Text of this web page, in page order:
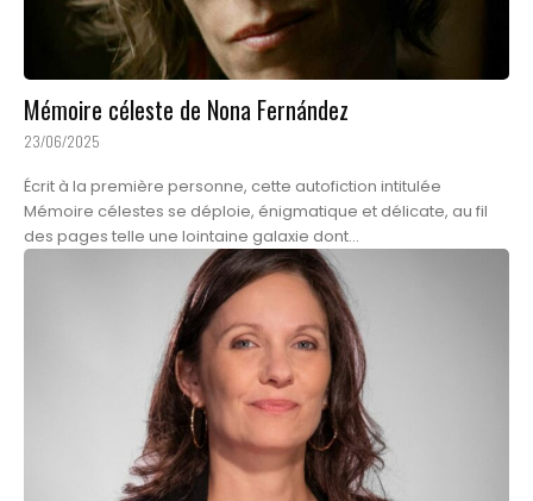
Mémoire céleste de Nona Fernández
23/06/2025
Écrit à la première personne, cette autofiction intitulée
Mémoire célestes se déploie, énigmatique et délicate, au fil
des pages telle une lointaine galaxie dont...